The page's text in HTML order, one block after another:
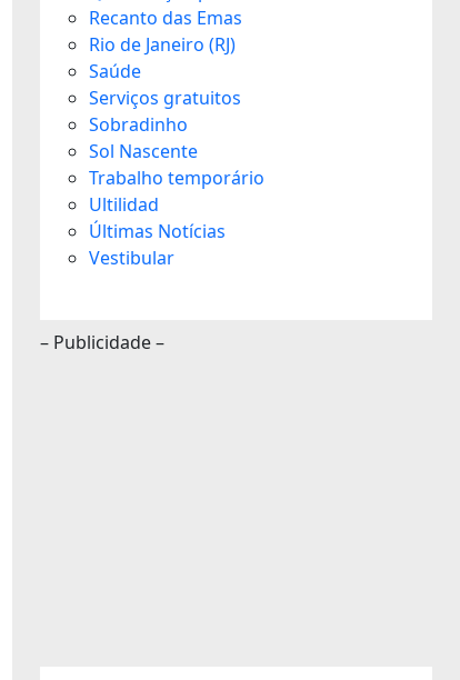
Recanto das Emas
Rio de Janeiro (RJ)
Saúde
Serviços gratuitos
Sobradinho
Sol Nascente
Trabalho temporário
Ultilidad
Últimas Notícias
Vestibular
– Publicidade –